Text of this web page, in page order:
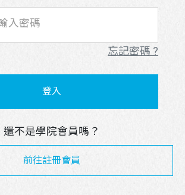
入密碼
忘記密碼 ?
還不是學院會員嗎？
前往註冊會員
條碼即可將官方帳號加入好友
應用程式搜尋欄位旁的掃描圖示，
再掃描此行動條碼。